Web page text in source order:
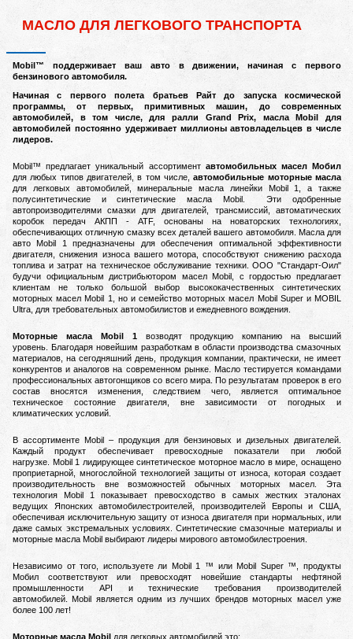
МАСЛО ДЛЯ ЛЕГКОВОГО ТРАНСПОРТА
Mobil™ поддерживает ваш авто в движении, начиная с первого
бензинового автомобиля.
Начиная с первого полета братьев Райт до запуска космической
программы, от первых, примитивных машин, до современных
автомобилей, в том числе, для ралли Grand Prix, масла Mobil для
автомобилей постоянно удерживает миллионы автовладельцев в числе
лидеров.
Mobil™ предлагает уникальный ассортимент автомобильных масел Мобил
для любых типов двигателей, в том числе,автомобильные моторные масла
для легковых автомобилей, минеральные масла линейки Mobil 1, а также
полусинтетические и синтетические масла Mobil.Эти одобренные
автопроизводителями смазки для двигателей, трансмиссий, автоматических
коробок передач АКПП - ATF, основаны на новаторских технологиях,
обеспечивающих отличную смазку всех деталей вашего автомобиля. Масла для
авто Mobil 1 предназначены для обеспечения оптимальной эффективности
двигателя, снижения износа вашего мотора, способствуют снижению расхода
топлива и затрат на техническое обслуживание техники.ООО "Стандарт-Оил"
будучи официальным дистрибьютором масел Mobil, с гордостью предлагает
клиентам не только большой выбор высококачественных синтетических
моторных масел Mobil 1, но и семейство моторных масел Mobil Super и MOBIL
Ultra, для требовательных автомобилистов и ежедневного вождения.
Моторные масла Mobil 1возводят продукцию компанию на высший
уровень. Благодаря новейшим разработкам в области производства смазочных
материалов, на сегодняшний день, продукция компании, практически, не имеет
конкурентов и аналогов на современном рынке.
Масло тестируется командами
профессиональных автогонщиков со всего мира. По результатам проверок в его
состав вносятся изменения, следствием чего, является оптимальное
техническое состояние двигателя, вне зависимости от погодных и
климатических условий.
В ассортименте Mobil – продукция для бензиновых и дизельных двигателей.
Каждый продукт обеспечивает превосходные показатели при любой
нагрузке. Mobil 1 лидирующее синтетическое моторное масло в мире, оснащено
проприетарной, многослойной технологией защиты от износа, которая создает
производительность вне возможностей обычных моторных масел. Эта
технология Mobil 1 показывает превосходство в самых жестких эталонах
ведущих Японских автомобилестроителей, производителей Европы и США,
обеспечивая исключительную защиту от износа двигателя при нормальных, или
даже самых экстремальных условиях.Синтетические смазочные материалы и
моторные масла Mobil выбирают лидеры мирового автомобилестроения.
Независимо от того, используете ли Mobil 1 ™ или Mobil Super ™, продукты
Мобил соответствуют или превосходят новейшие стандарты нефтяной
промышленности API и технические требования производителей
автомобилей.Mobil является одним из лучших брендов моторных масел уже
более 100 лет!
Моторные масла Mobil для легковых автомобилей это: